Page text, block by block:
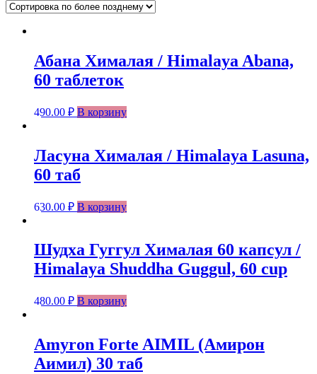
Абана Хималая / Himalaya Abana,
60 таблеток
490.00 ₽ В корзину
Ласуна Хималая / Himalaya Lasuna,
60 таб
630.00 ₽ В корзину
Шудха Гуггул Хималая 60 капсул /
Himalaya Shuddha Guggul, 60 cup
480.00 ₽ В корзину
Amyron Forte AIMIL (Амирон
Аимил) 30 таб